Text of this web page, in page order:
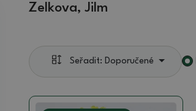
Zelkova, Jilm
Seřadit: Doporučené